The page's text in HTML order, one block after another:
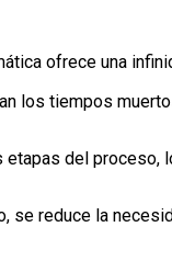
ofrece una
los tiempos
del
reduce la